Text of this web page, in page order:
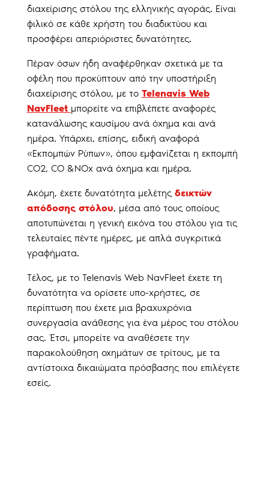
διαχείρισης στόλου της ελληνικής αγοράς. Είναι
φιλικό σε κάθε χρήστη του διαδικτύου και
προσφέρει απεριόριστες δυνατότητες.
Πέραν όσων ήδη αναφέρθηκαν σχετικά με τα
οφέλη που προκύπτουν από την υποστήριξη
διαχείρισης στόλου, με το Telenavis Web
NavFleet μπορείτε να επιβλέπετε αναφορές
κατανάλωσης καυσίμου ανά όχημα και ανά
ημέρα. Υπάρχει, επίσης, ειδική αναφορά
«Εκπομπών Ρύπων», όπου εμφανίζεται η εκπομπή
CO2, CO &ΝΟx ανά όχημα και ημέρα.
Ακόμη, έχετε δυνατότητα μελέτης δεικτών
απόδοσης στόλου, μέσα από τους οποίους
αποτυπώνεται η γενική εικόνα του στόλου για τις
τελευταίες πέντε ημέρες, με απλά συγκριτικά
γραφήματα.
Τέλος, με το Telenavis Web NavFleet έχετε τη
δυνατότητα να ορίσετε υπο-χρήστες, σε
περίπτωση που έχετε μια βραχυχρόνια
συνεργασία ανάθεσης για ένα μέρος του στόλου
σας. Έτσι, μπορείτε να αναθέσετε την
παρακολούθηση οχημάτων σε τρίτους, με τα
αντίστοιχα δικαιώματα πρόσβασης που επιλέγετε
εσείς.